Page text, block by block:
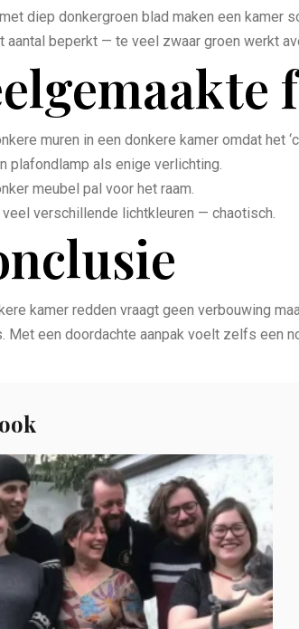
diep donkergroen blad maken een kamer
aantal beperkt — te veel zwaar groen werkt
muren in een donkere kamer omdat het
plafondlamp als enige verlichting.
meubel pal voor het raam.
veel verschillende lichtkleuren — chaotisch.
kamer redden vraagt geen verbouwing
Met een doordachte aanpak voelt zelfs een